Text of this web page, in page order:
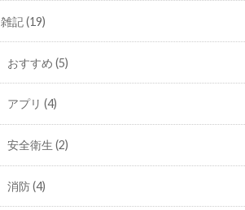
雑記(19)
おすすめ (5)
アプリ (4)
安全衛生 (2)
消防(4)